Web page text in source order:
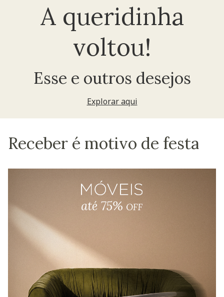
A queridinha
voltou!
Esse e outros desejos
Explorar aqui
Receber é motivo de festa